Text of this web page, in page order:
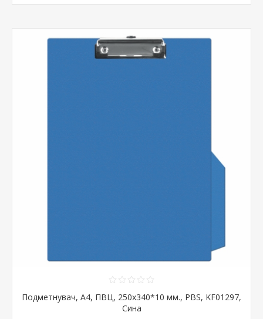
Подметнувач, А4, ПВЦ, 250x340*10 мм., PBS, KF01297,
Сина